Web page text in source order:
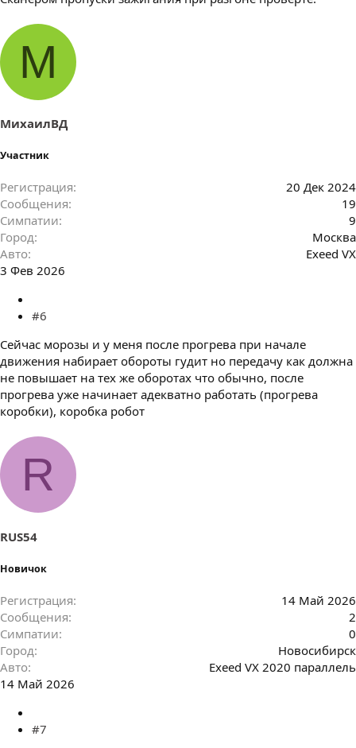
М
МихаилВД
Участник
Регистрация
20 Дек 2024
Сообщения
19
Симпатии
9
Город
Москва
Авто
Exeed VX
3 Фев 2026
#6
Сейчас морозы и у меня после прогрева при начале
движения набирает обороты гудит но передачу как должна
не повышает на тех же оборотах что обычно, после
прогрева уже начинает адекватно работать (прогрева
коробки), коробка робот
R
RUS54
Новичок
Регистрация
14 Май 2026
Сообщения
2
Симпатии
0
Город
Новосибирск
Авто
Exeed VX 2020 параллель
14 Май 2026
#7